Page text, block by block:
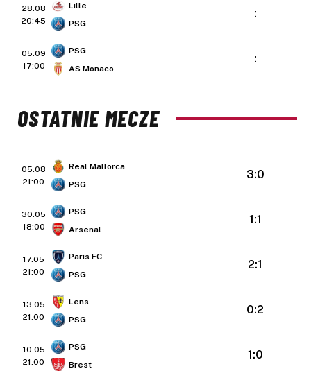
28.08
20:45
Lille
PSG
:
05.09
17:00
PSG
AS Monaco
:
OSTATNIE MECZE
05.08
21:00
Real Mallorca
PSG
3:0
30.05
18:00
PSG
Arsenal
1:1
17.05
21:00
Paris FC
PSG
2:1
13.05
21:00
Lens
PSG
0:2
10.05
21:00
PSG
Brest
1:0